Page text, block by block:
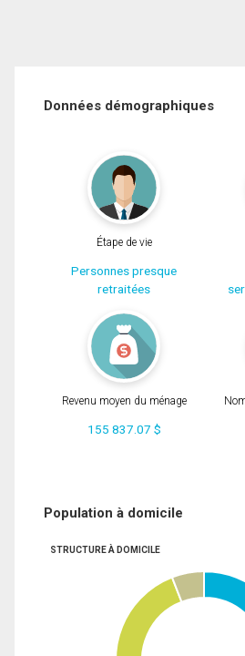
Données démographiques
Étape de vie
Personnes presque
retraitées
Revenu moyen du ménage
155 837.07 $
Population à domicile
STRUCTURE À DOMICILE